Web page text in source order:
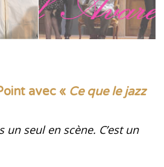
avec « Ce que le jazz
un seul en scène. C’est un